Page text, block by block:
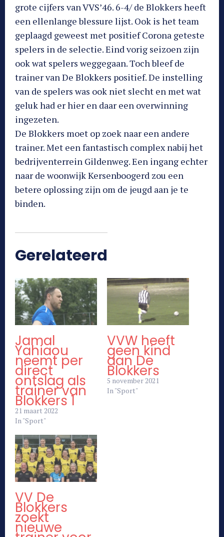
grote cijfers van VVS’46. 6-4/ de Blokkers heeft
een ellenlange blessure lijst. Ook is het team
geplaagd geweest met positief Corona geteste
spelers in de selectie. Eind vorig seizoen zijn
ook wat spelers weggegaan. Toch bleef de
trainer van De Blokkers positief. De instelling
van de spelers was ook niet slecht en met wat
geluk had er hier en daar een overwinning
ingezeten.
De Blokkers moet op zoek naar een andere
trainer. Met een fantastisch complex nabij het
bedrijventerrein Gildenweg. Een ingang echter
naar de woonwijk Kersenboogerd zou een
betere oplossing zijn om de jeugd aan je te
binden.
Gerelateerd
Jamal
Yahiaou
neemt per
direct
ontslag als
trainer van
Blokkers 1
21 maart 2022
In "Sport"
VVW heeft
geen kind
aan De
Blokkers
5 november 2021
In "Sport"
VV De
Blokkers
zoekt
nieuwe